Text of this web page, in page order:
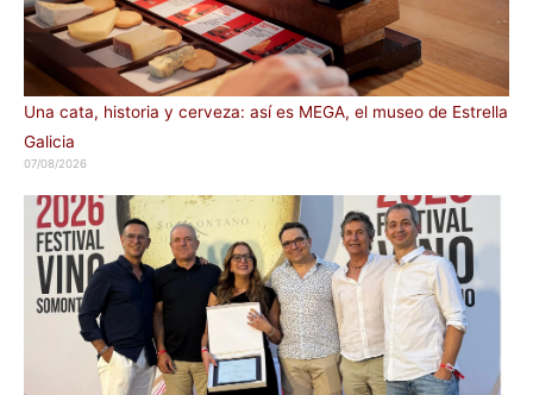
Una cata, historia y cerveza: así es MEGA, el museo de Estrella
Galicia
07/08/2026